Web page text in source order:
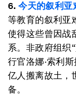
6. 今天的叙利亚
等教育的叙利亚
使得这些曾因战
系。非政府组织
行官洛娜·索利
亿人搬离故土，
备。